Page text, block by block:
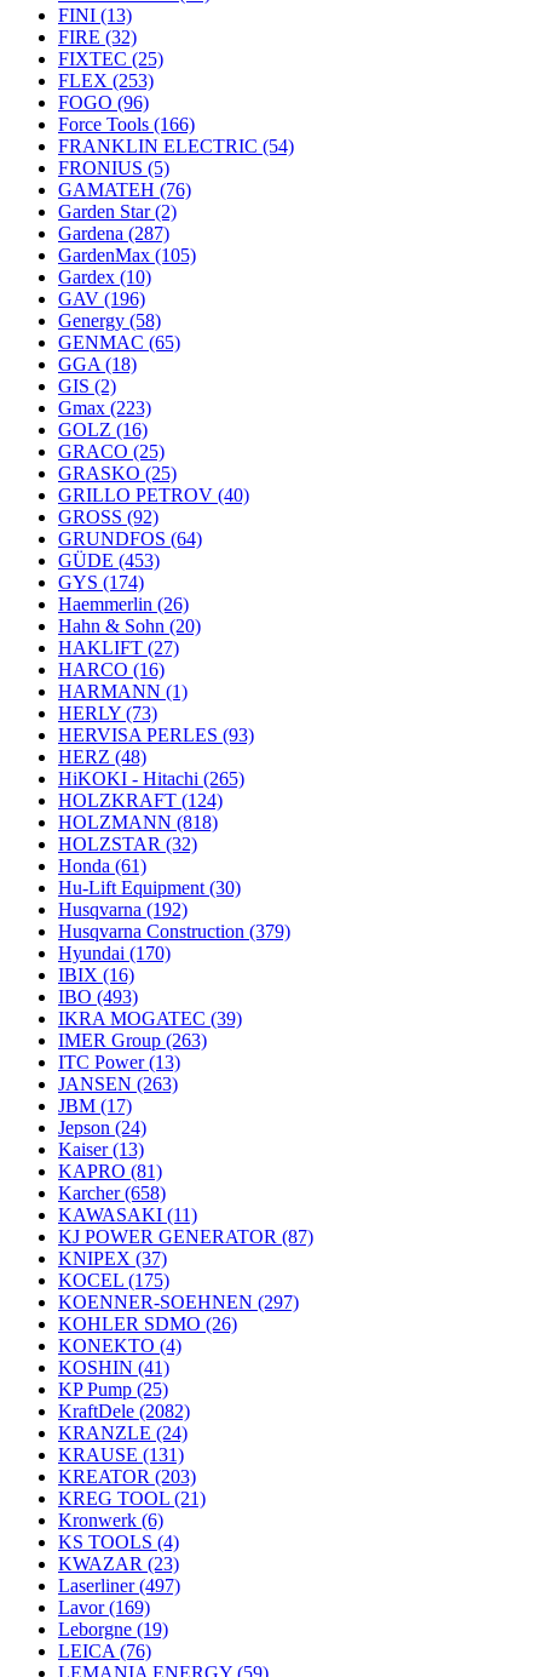
FINI (13)
FIRE (32)
FIXTEC (25)
FLEX (253)
FOGO (96)
Force Tools (166)
FRANKLIN ELECTRIC (54)
FRONIUS (5)
GAMATEH (76)
Garden Star(2)
Gardena (287)
GardenMax (105)
Gardex (10)
GAV (196)
Genergy (58)
GENMAC (65)
GGA (18)
GIS (2)
Gmax (223)
GOLZ (16)
GRACO (25)
GRASKO (25)
GRILLO PETROV (40)
GROSS (92)
GRUNDFOS (64)
GÜDE (453)
GYS (174)
Haemmerlin (26)
Hahn & Sohn (20)
HAKLIFT (27)
HARCO (16)
HARMANN (1)
HERLY (73)
HERVISA PERLES (93)
HERZ (48)
HiKOKI - Hitachi (265)
HOLZKRAFT (124)
HOLZMANN (818)
HOLZSTAR (32)
Honda (61)
Hu-Lift Equipment (30)
Husqvarna (192)
Husqvarna Construction (379)
Hyundai (170)
IBIX (16)
IBO (493)
IKRA MOGATEC (39)
IMER Group (263)
ITC Power(13)
JANSEN (263)
JBM (17)
Jepson (24)
Kaiser(13)
KAPRO (81)
Karcher(658)
KAWASAKI (11)
KJ POWER GENERATOR (87)
KNIPEX (37)
KOCEL (175)
KOENNER-SOEHNEN (297)
KOHLER SDMO (26)
KONEKTO (4)
KOSHIN (41)
KP Pump (25)
KraftDele (2082)
KRANZLE (24)
KRAUSE (131)
KREATOR (203)
KREG TOOL (21)
Kronwerk (6)
KS TOOLS (4)
KWAZAR (23)
Laserliner(497)
Lavor(169)
Leborgne (19)
LEICA (76)
LEMANIA ENERGY (59)